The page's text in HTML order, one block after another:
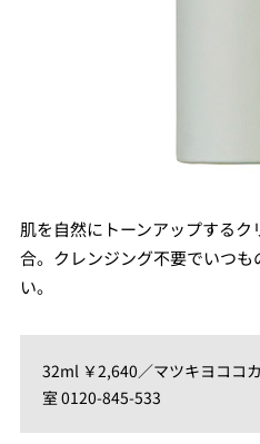
肌を自然にトーンアップする
合。クレンジング不要でいつ
い。
32ml ￥2,640／マツキヨココ
室 0120-845-533